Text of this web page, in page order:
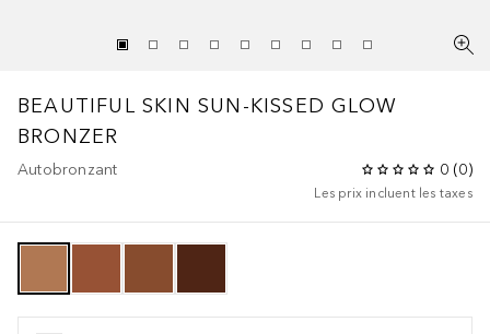
BEAUTIFUL SKIN SUN-KISSED GLOW
BRONZER
Autobronzant 0 (0)
Les prix incluent les taxes